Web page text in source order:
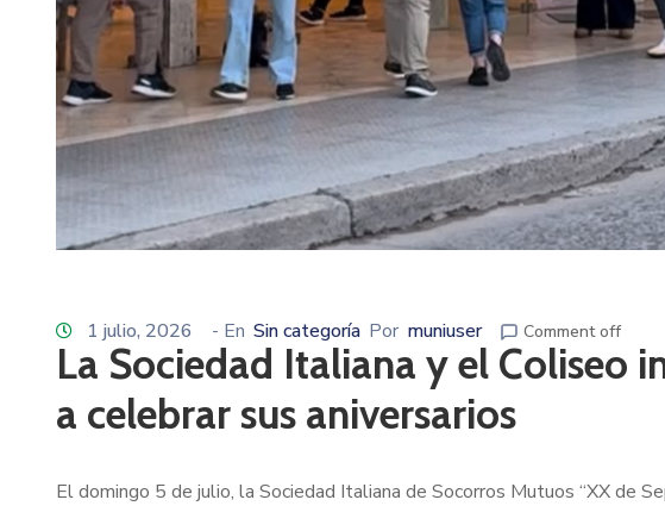
1 julio, 2026 - En Sin categoría Por muniuser Comment off
La Sociedad Italiana y el Coliseo
a celebrar sus aniversarios
El domingo 5 de julio, la Sociedad Italiana de Socorros Mutuos “XX de